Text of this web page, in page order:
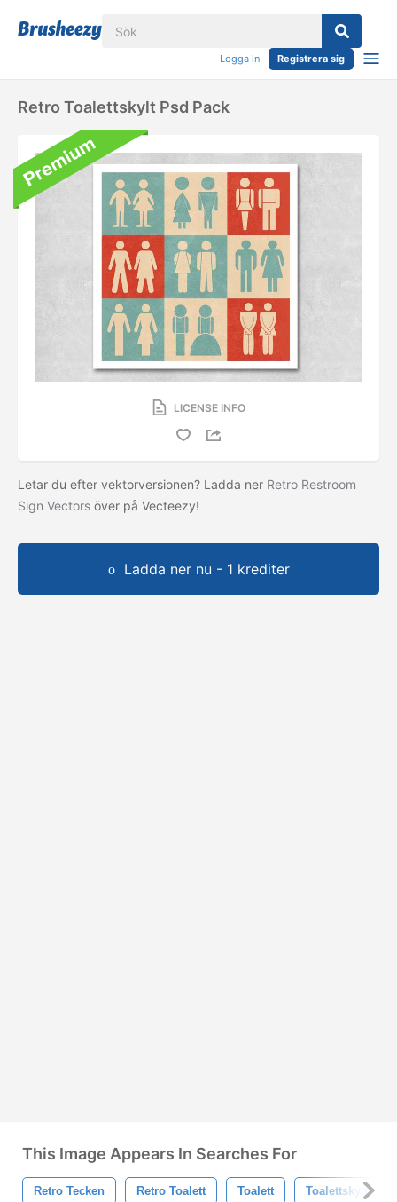
Logga in Registrera sig
Retro Toalettskylt Psd Pack
LICENSE INFO
Letar du efter vektorversionen? Ladda ner Retro Restroom
Sign Vectors över på Vecteezy!
Ladda ner nu - 1 krediter
This Image Appears In Searches For
Retro Tecken Retro Toalett Toalett Toalettskylt